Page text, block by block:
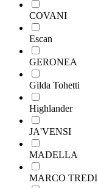
COVANI
Escan
GERONEA
Gilda Tohetti
Highlander
JA'VENSI
MADELLA
MARCO TREDI